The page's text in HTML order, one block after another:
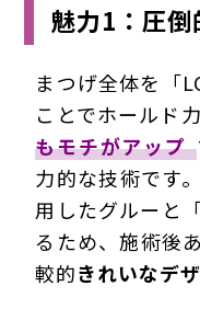
魅力1：圧
まつげ全体を「
ことでホールド
もモチがアップ
力的な技術です
用したグルーと
るため、施術後
較的きれいなデ